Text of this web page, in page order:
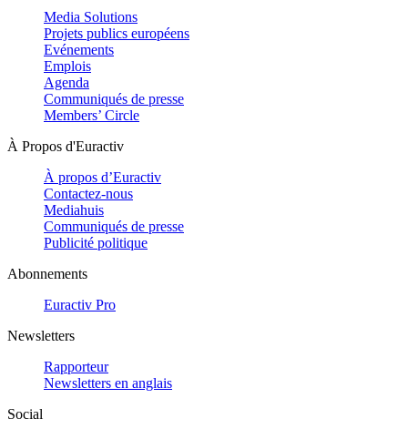
Media Solutions
Projets publics européens
Evénements
Emplois
Agenda
Communiqués de presse
Members’ Circle
À Propos d'Euractiv
À propos d’Euractiv
Contactez-nous
Mediahuis
Communiqués de presse
Publicité politique
Abonnements
Euractiv Pro
Newsletters
Rapporteur
Newsletters en anglais
Social